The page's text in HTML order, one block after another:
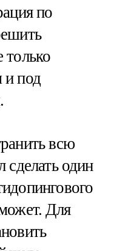
по
только
и под
.
всю
сделать один
Для